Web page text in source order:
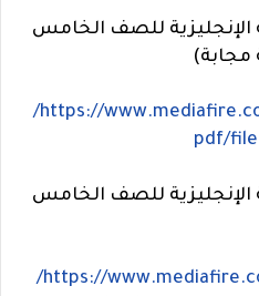
الإنجليزية للصف الخامس
مجابة)
https://www.mediafire.com/file/ka96kgpp9ka2keb/
الإنجليزية للصف الخامس
https://www.mediafire.com/file/lzeb224lp3mo3f9/